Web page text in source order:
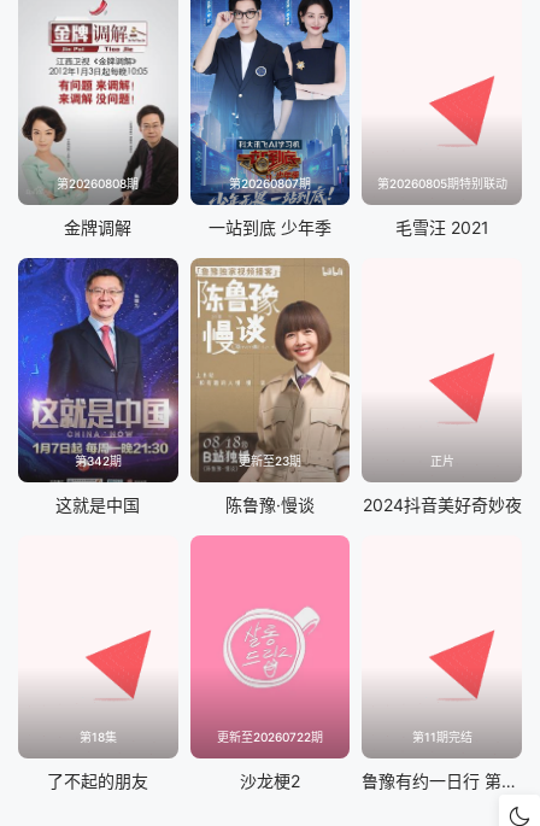
第20260808期
金牌调解
第20260807期
一站到底 少年季
第20260805期特别联动
毛雪汪 2021
第342期
这就是中国
更新至23期
陈鲁豫·慢谈
正片
2024抖音美好奇妙夜
第18集
了不起的朋友
更新至20260722期
沙龙梗2
第11期完结
鲁豫有约一日行 第九季